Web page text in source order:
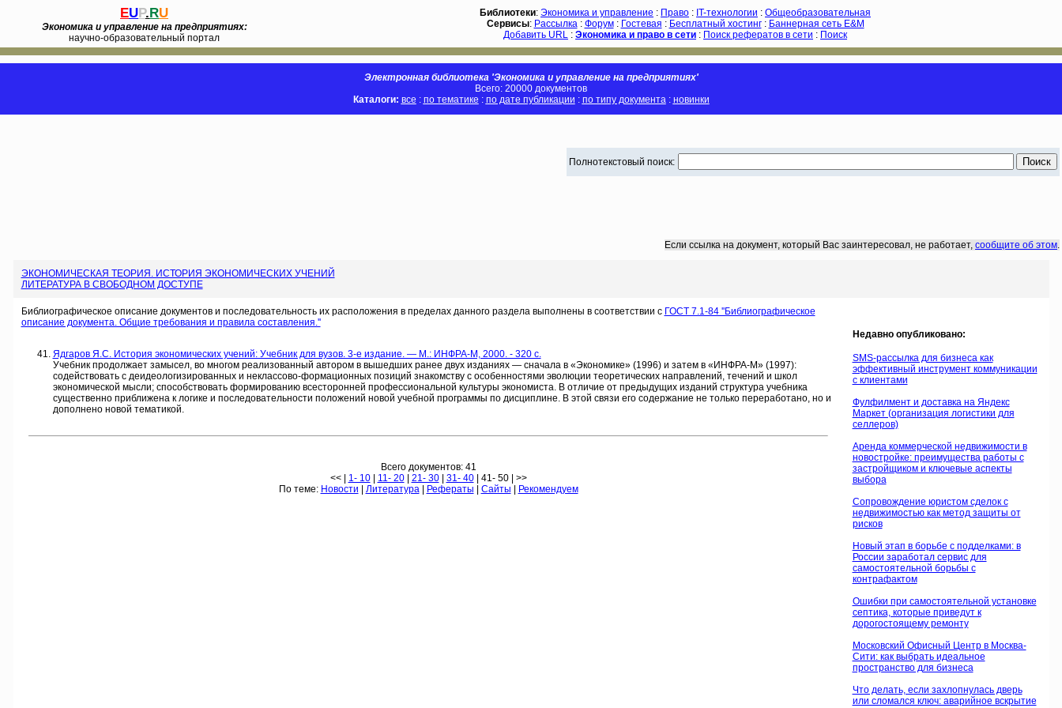
EUP.RU
Экономика и управление на предприятиях:
научно-образовательный портал
Библиотеки: Экономика и управление : Право : IT-технологии : Общеобразовательная
Сервисы: Рассылка: Форум: Гостевая : Бесплатный хостинг: Баннерная сеть E&M
Добавить URL : Экономика и право в сети : Поиск рефератов в сети : Поиск
Электронная библиотека 'Экономика и управление на предприятиях'
Всего: 20000 документов
Каталоги: все : по тематике : по дате публикации : по типу документа: новинки
Полнотекстовый поиск:
Если ссылка на документ, который Вас заинтересовал, не работает, сообщите об этом.
ЭКОНОМИЧЕСКАЯ ТЕОРИЯ. ИСТОРИЯ ЭКОНОМИЧЕСКИХ УЧЕНИЙ
ЛИТЕРАТУРА В СВОБОДНОМ ДОСТУПЕ
Библиографическое описание документов и последовательность их расположения в пределах данного раздела выполнены в соответствии с ГОСТ 7.1-84 ''Библиографическое
описание документа. Общие требования и правила составления.''
Ядгаров Я.С. История экономических учений: Учебник для вузов. 3-е издание. — М.: ИНФРА-М, 2000. - 320 с.
Учебник продолжает замысел, во многом реализованный автором в вышедших ранее двух изданиях — сначала в «Экономике» (1996) и затем в «ИНФРА-М» (1997):
содействовать с деидеологизированных и неклассово-формационных позиций знакомству с особенностями эволюции теоретических направлений, течений и школ
экономической мысли; способствовать формированию всесторонней профессиональной культуры экономиста. В отличие от предыдущих изданий структура учебника
существенно приближена к логике и последовательности положений новой учебной программы по дисциплине. В этой связи его содержание не только переработано, но и
дополнено новой тематикой.
Всего документов: 41
<< |
1- 10| 11- 20| 21- 30| 31- 40| 41- 50 | >>
По теме: Новости Литература| Рефераты Сайты Рекомендуем
Недавно опубликовано:
SMS-рассылка для бизнеса как
эффективный инструмент коммуникации
с клиентами
Фулфилмент и доставка на Яндекс
Маркет (организация логистики для
селлеров)
Аренда коммерческой недвижимости в
новостройке: преимущества работы с
застройщиком и ключевые аспекты
выбора
Сопровождение юристом сделок с
недвижимостью как метод защиты от
рисков
Новый этап в борьбе с подделками: в
России заработал сервис для
самостоятельной борьбы с
контрафактом
Ошибки при самостоятельной установке
септика, которые приведут к
дорогостоящему ремонту
Московский Офисный Центр в Москва-
Сити: как выбрать идеальное
пространство для бизнеса
Что делать, если захлопнулась дверь
или сломался ключ: аварийное вскрытие